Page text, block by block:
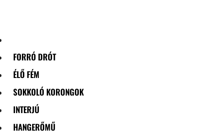
FORRÓ DRÓT
ÉLŐ FÉM
SOKKOLÓ KORONGOK
INTERJÚ
HANGERŐMŰ